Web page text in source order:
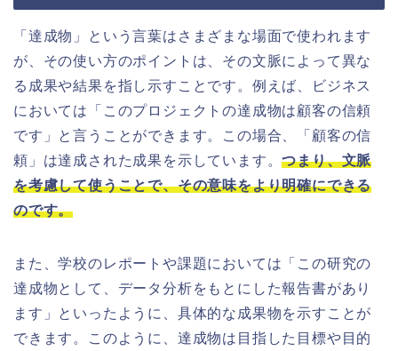
「達成物」という言葉はさまざまな場面で使われます
が、その使い方のポイントは、その文脈によって異な
る成果や結果を指し示すことです。例えば、ビジネス
においては「このプロジェクトの達成物は顧客の信頼
です」と言うことができます。この場合、「顧客の信
頼」は達成された成果を示しています。つまり、文脈
を考慮して使うことで、その意味をより明確にできる
のです。
また、学校のレポートや課題においては「この研究の
達成物として、データ分析をもとにした報告書があり
ます」といったように、具体的な成果物を示すことが
できます。このように、達成物は目指した目標や目的